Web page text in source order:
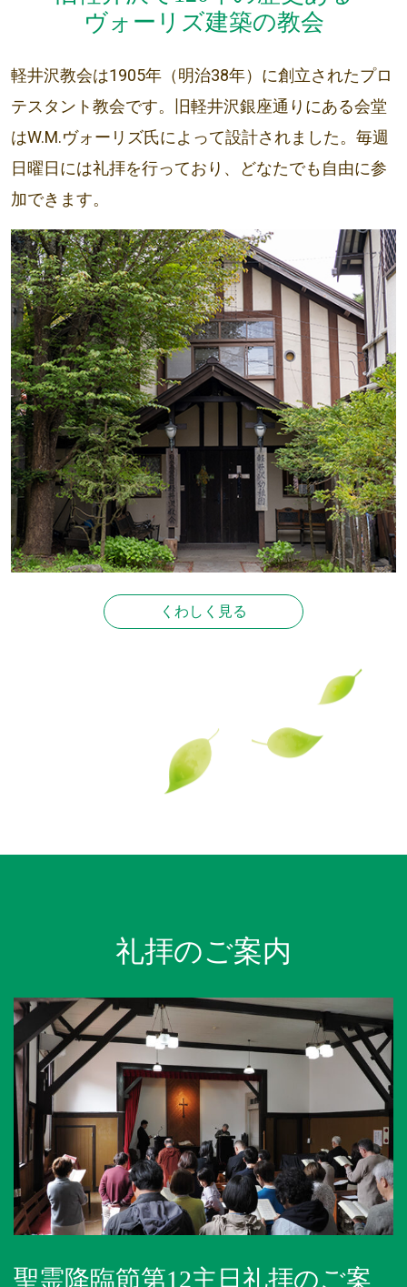
くわしく見る
ヴォーリズ建築の教会
軽井沢教会は1905年（明治38年）に創立されたプロ
テスタント教会です。旧軽井沢銀座通りにある会堂
はW.M.ヴォーリズ氏によって設計されました。毎週
日曜日には礼拝を行っており、どなたでも自由に参
加できます。
礼拝のご案内
聖霊降臨節第12主日礼拝のご案